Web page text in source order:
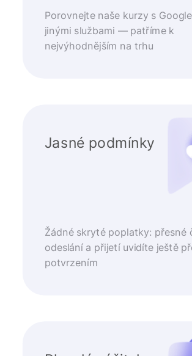
Porovnejte naše kurzy s
jinými službami — patříme k
nejvýhodnějším na trhu
Jasné podmínky
Žádné skryté poplatky: přesné
odeslání a přijetí uvidíte ještě
potvrzením